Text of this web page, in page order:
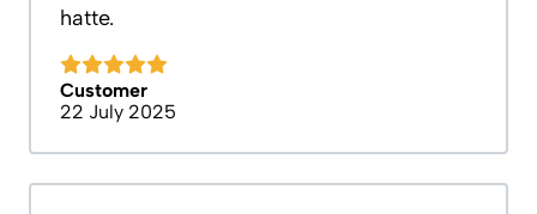
hatte.
Customer
22 July 2025